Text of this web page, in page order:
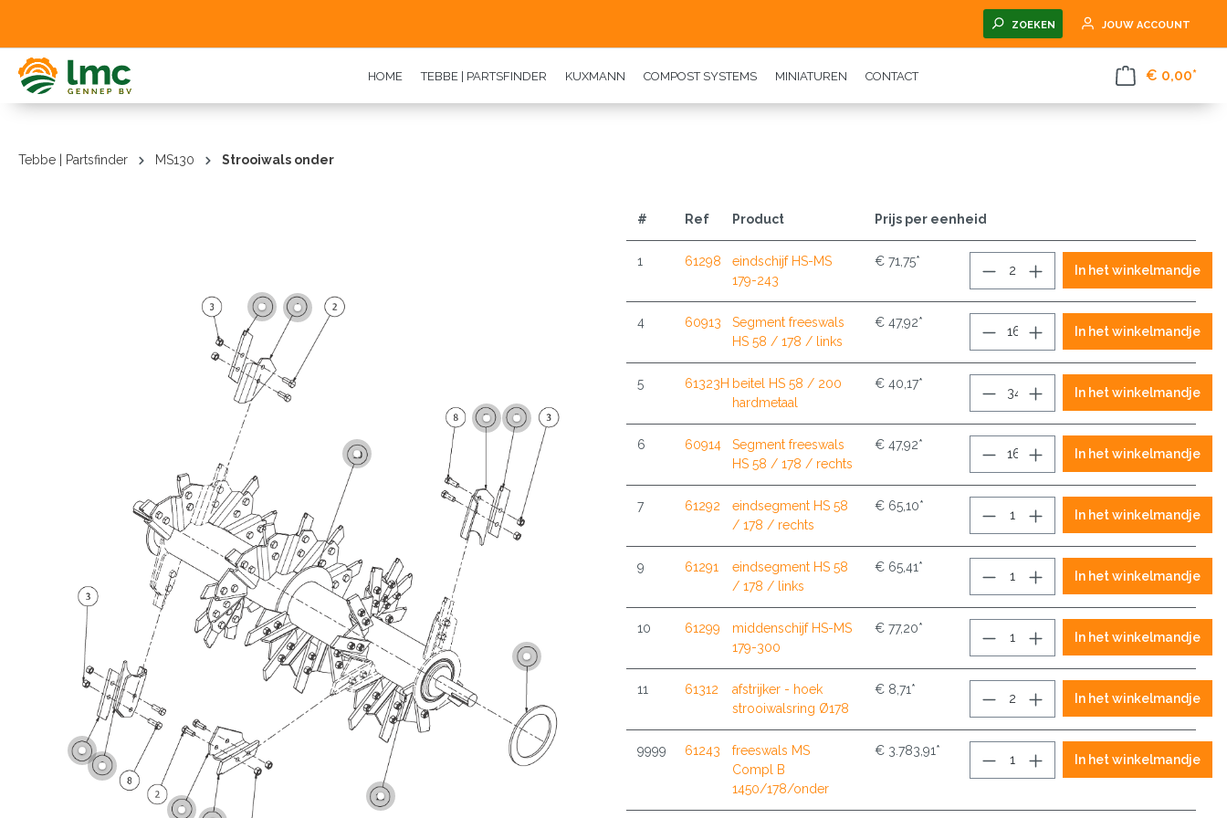
ZOEKEN JOUW ACCOUNT
HOME TEBBE | PARTSFINDER KUXMANN COMPOST SYSTEMS MINIATUREN CONTACT € 0,00*
Tebbe | Partsfinder MS130 Strooiwals onder
# Ref Product Prijs per eenheid
1 61298
eindschijf HS-MS
179-243
€ 71,75*
In het winkelmandje
4 60913
Segment freeswals
HS 58 / 178 / links
€ 47,92*
In het winkelmandje
5 61323H beitel HS 58 / 200
hardmetaal
€ 40,17*
In het winkelmandje
6 60914
Segment freeswals
HS 58 / 178 / rechts
€ 47,92*
In het winkelmandje
7 61292
eindsegment HS 58
/ 178 / rechts
€ 65,10*
In het winkelmandje
9 61291
eindsegment HS 58
/ 178 / links
€ 65,41*
In het winkelmandje
10 61299
middenschijf HS-MS
179-300
€ 77,20*
In het winkelmandje
11 61312
afstrijker - hoek
strooiwalsring Ø178
€ 8,71*
In het winkelmandje
9999 61243
freeswals MS
Compl B
1450/178/onder
€ 3.783,91*
In het winkelmandje